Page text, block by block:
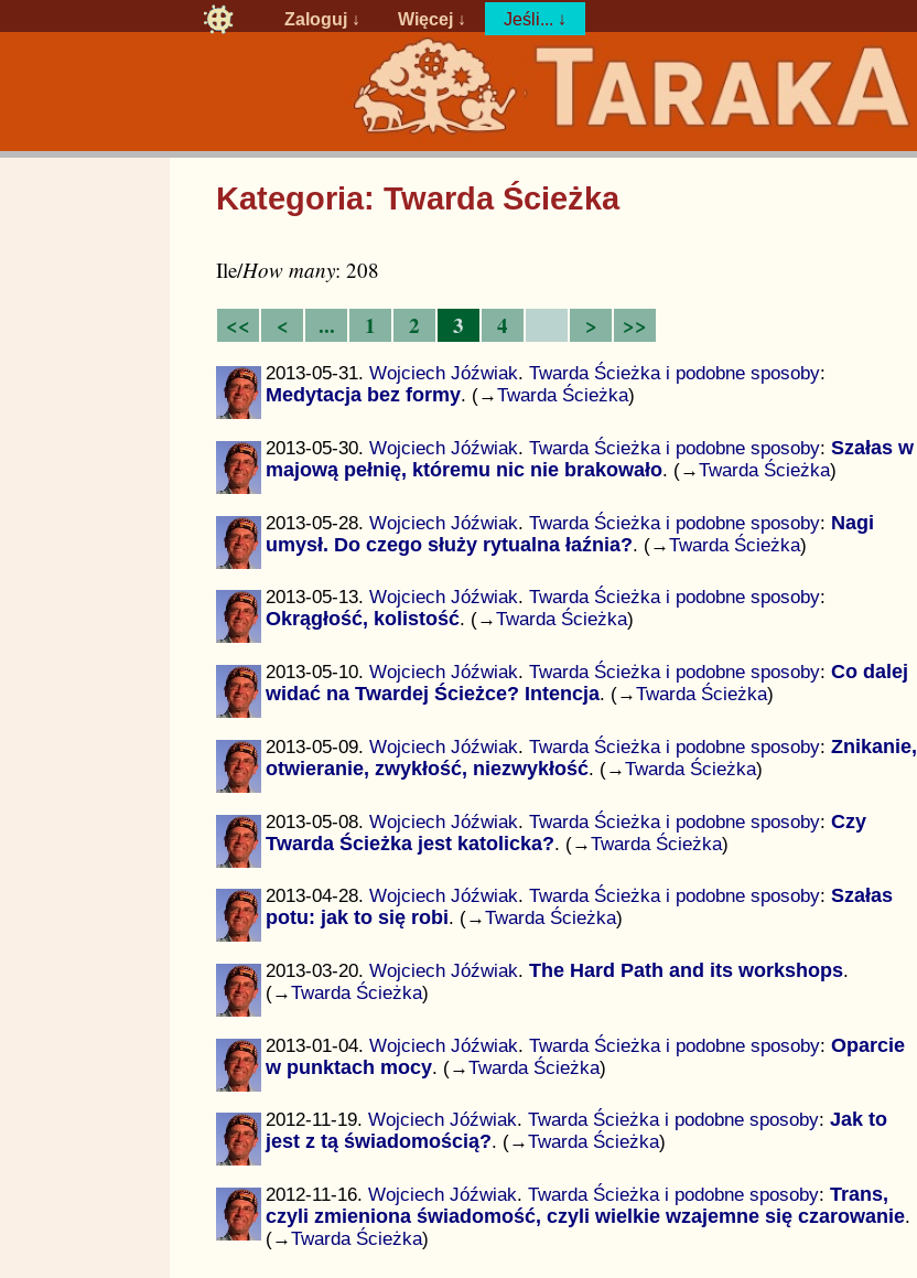
Zaloguj ↓ Więcej ↓ Jeśli... ↓
Kategoria: Twarda Ścieżka
Ile/How many: 208
<< < ... 1 2 3 4 > >>
2013-05-31.Wojciech Jóźwiak.Twarda Ścieżka i podobne sposoby:
Medytacja bez formy. (→Twarda Ścieżka)
2013-05-30.Wojciech Jóźwiak.Twarda Ścieżka i podobne sposoby:Szałas w
majową pełnię, któremu nic nie brakowało. (→Twarda Ścieżka)
2013-05-28.Wojciech Jóźwiak.Twarda Ścieżka i podobne sposoby: Nagi
umysł. Do czego służy rytualna łaźnia?. (→Twarda Ścieżka)
2013-05-13.Wojciech Jóźwiak.Twarda Ścieżka i podobne sposoby:
Okrągłość, kolistość. (→Twarda Ścieżka)
2013-05-10.Wojciech Jóźwiak.Twarda Ścieżka i podobne sposoby:Co dalej
widać na Twardej Ścieżce? Intencja. (→Twarda Ścieżka)
2013-05-09.Wojciech Jóźwiak.Twarda Ścieżka i podobne sposoby:Znikanie,
otwieranie, zwykłość, niezwykłość. (→Twarda Ścieżka)
2013-05-08.Wojciech Jóźwiak.Twarda Ścieżka i podobne sposoby:Czy
Twarda Ścieżka jest katolicka?. (→Twarda Ścieżka)
2013-04-28.Wojciech Jóźwiak.Twarda Ścieżka i podobne sposoby:Szałas
potu: jak to się robi. (→Twarda Ścieżka)
2013-03-20.Wojciech Jóźwiak.The Hard Path and its workshops.
(→Twarda Ścieżka)
2013-01-04.Wojciech Jóźwiak.Twarda Ścieżka i podobne sposoby:Oparcie
w punktach mocy. (→Twarda Ścieżka)
2012-11-19.Wojciech Jóźwiak.Twarda Ścieżka i podobne sposoby:Jak to
jest z tą świadomością?. (→Twarda Ścieżka)
2012-11-16.Wojciech Jóźwiak.Twarda Ścieżka i podobne sposoby:Trans,
czyli zmieniona świadomość, czyli wielkie wzajemne się czarowanie.
(→Twarda Ścieżka)